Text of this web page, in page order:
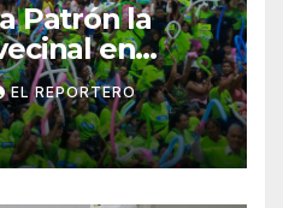
Patrón la
en
a comités de
prevención
EL REPORTERO